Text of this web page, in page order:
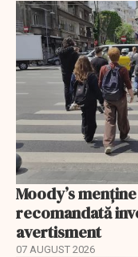
Moody’s
recomandată
avertisment
07 AUGUST 2026